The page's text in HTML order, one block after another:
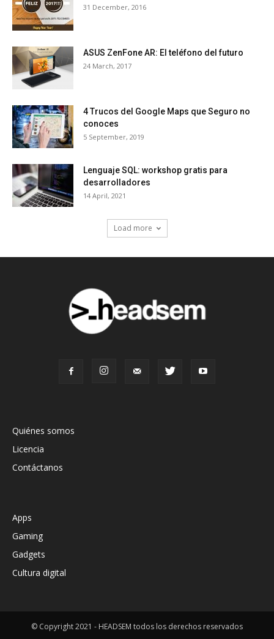
31 December, 2016
ASUS ZenFone AR: El teléfono del futuro
24 March, 2017
4 Trucos del Google Maps que Seguro no
conoces
5 September, 2019
Lenguaje SQL: workshop gratis para
desarrolladores
14 April, 2021
Load more
Quiénes somos
Licencia
Contáctanos
Apps
Gaming
Gadgets
Cultura digital
© Copyright 2021 - HEADSEM todos los derechos reservados